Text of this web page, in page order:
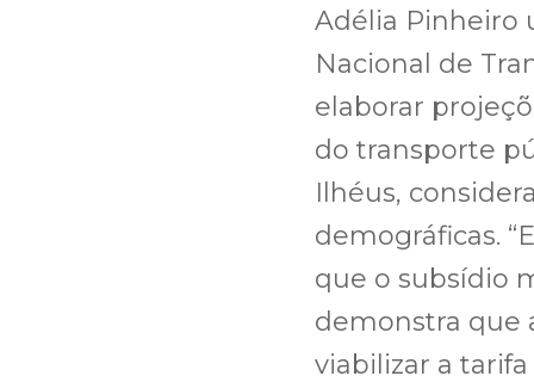
Adélia Pinheiro
Nacional de
elaborar
do transporte
Ilhéus,
demográficas.
que o subsídio
demonstra que
viabilizar a